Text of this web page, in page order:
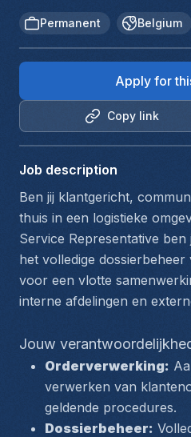
Permanent Belgium
Copy link
Apply for
Job description
Ben jij klantgericht,
thuis in een logistieke
Service Representative
het volledige
voor een vlotte
interne afdelingen en
Jouw
Orderverwerking:
verwerken van
geldende procedures.
Dossierbeheer: